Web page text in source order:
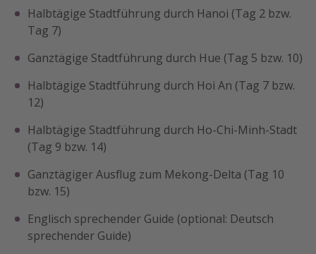
Halbtägige Stadtführung durch Hanoi (Tag 2 bzw.
Tag 7)
Ganztägige Stadtführung durch Hue (Tag 5 bzw. 10)
Halbtägige Stadtführung durch Hoi An (Tag 7 bzw.
12)
Halbtägige Stadtführung durch Ho-Chi-Minh-Stadt
(Tag 9 bzw. 14)
Ganztägiger Ausflug zum Mekong-Delta (Tag 10
bzw. 15)
Englisch sprechender Guide (optional: Deutsch
sprechender Guide)